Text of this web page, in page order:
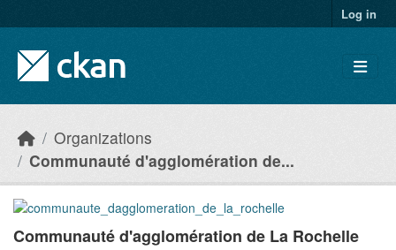
Log in
Organizations
Communauté d'agglomération de...
Communauté d'agglomération de La Rochelle